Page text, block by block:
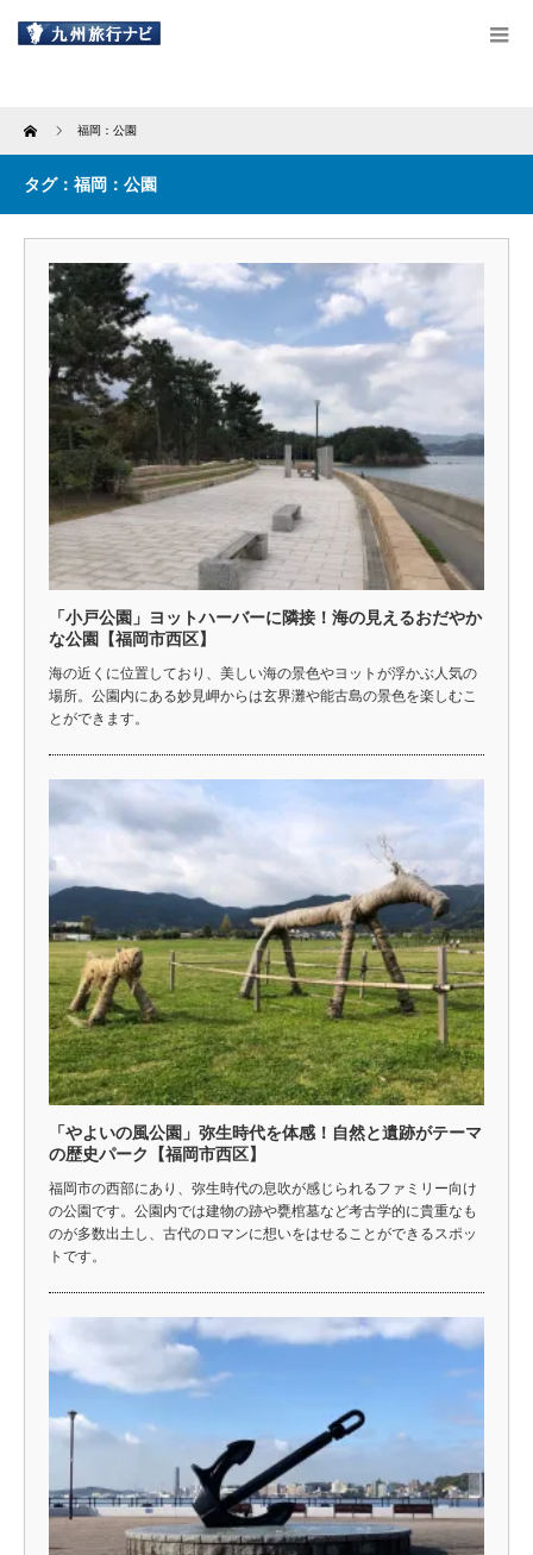
Home 福岡：公園
タグ：福岡：公園
「小戸公園」ヨットハーバーに隣接！海の見えるおだやか
な公園【福岡市西区】
海の近くに位置しており、美しい海の景色やヨットが浮かぶ人気の
場所。公園内にある妙見岬からは玄界灘や能古島の景色を楽しむこ
とができます。
「やよいの風公園」弥生時代を体感！自然と遺跡がテーマ
の歴史パーク【福岡市西区】
福岡市の西部にあり、弥生時代の息吹が感じられるファミリー向け
の公園です。公園内では建物の跡や甕棺墓など考古学的に貴重なも
のが多数出土し、古代のロマンに想いをはせることができるスポッ
トです。